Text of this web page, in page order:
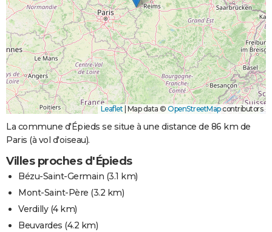
Leaflet Map data © OpenStreetMapcontributors
La commune d'Épieds se situe à une distance de 86 km de
Paris (à vol d'oiseau).
Villes proches d'Épieds
Bézu-Saint-Germain (3.1 km)
Mont-Saint-Père (3.2 km)
Verdilly(4 km)
Beuvardes (4.2 km)